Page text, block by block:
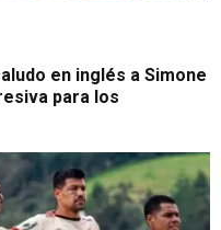
en inglés a Simone
para los